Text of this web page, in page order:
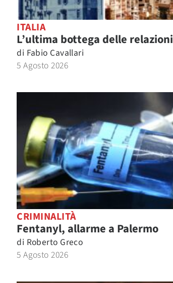
ITALIA
L’ultima bottega delle relazioni
di Fabio Cavallari
5 Agosto 2026
CRIMINALITÀ
Fentanyl, allarme a Palermo
di Roberto Greco
5 Agosto 2026